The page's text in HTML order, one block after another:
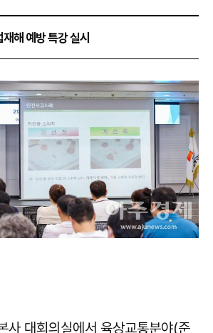
해 예방 특강 실시
사 대회의실에서 육상교통분야(준